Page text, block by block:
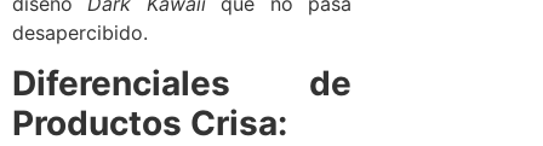
desapercibido.
Diferenciales de
Productos Crisa: